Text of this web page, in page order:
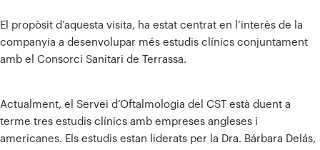
El propòsit d’aquesta visita, ha estat centrat en l’interès de la
companyia a desenvolupar més estudis clínics conjuntament
amb el Consorci Sanitari de Terrassa.
Actualment, el Servei d’Oftalmologia del CST està duent a
terme tres estudis clínics amb empreses angleses i
americanes. Els estudis estan liderats per la Dra. Bárbara Delás,